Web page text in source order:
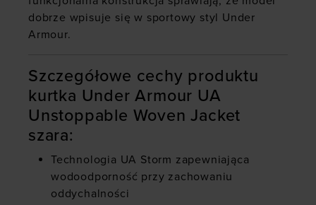
dobrze wpisuje się w sportowy styl Under
Armour.
Szczegółowe cechy produktu
kurtka Under Armour UA
Unstoppable Woven Jacket
szara:
Technologia UA Storm zapewniająca
wodoodporność przy zachowaniu
oddychalności